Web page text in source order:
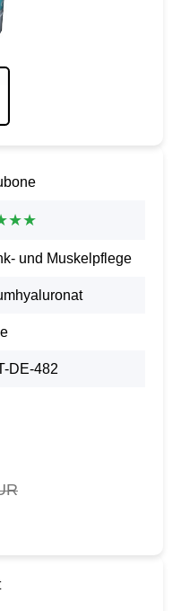
und Muskelpflege
DE-482